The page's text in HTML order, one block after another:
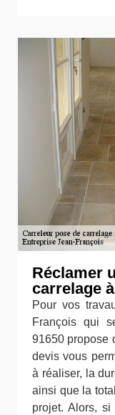
Réclamer
carrelage
Pour vos
François qui
91650 propose
devis vous
à réaliser, la
ainsi que la
projet. Alors,